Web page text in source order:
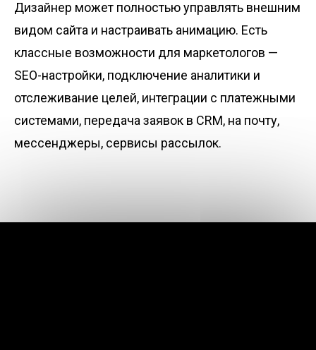
Дизайнер может полностью управлять внешним
видом сайта и настраивать анимацию. Есть
классные возможности для маркетологов —
SEO-настройки, подключение аналитики и
отслеживание целей, интеграции с платежными
системами, передача заявок в CRM, на почту,
мессенджеры, сервисы рассылок.